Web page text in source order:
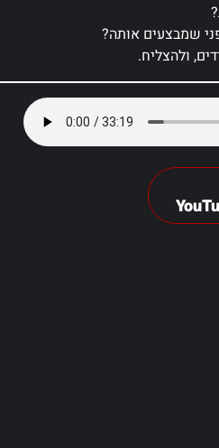
שמבצעים אותה?
ולהצליח.